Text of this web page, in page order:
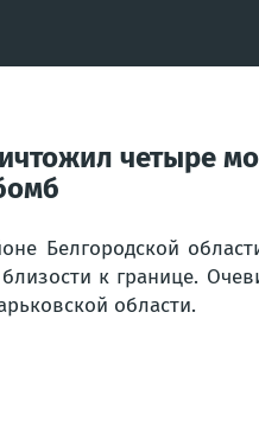
четыре
Белгородской
к границе.
области.